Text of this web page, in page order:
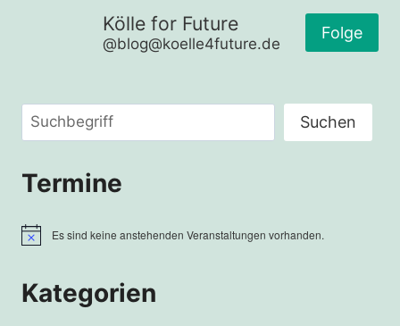
Kölle for Future
@blog@koelle4future.de
Folge
Suchen Suchen
Termine
HinweisEs sind keine anstehenden Veranstaltungen vorhanden.
Kategorien